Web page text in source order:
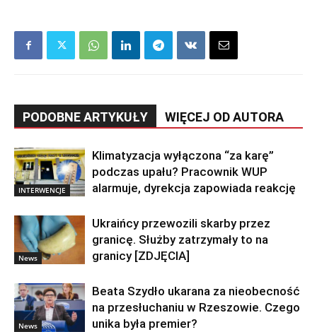
PODOBNE ARTYKUŁY WIĘCEJ OD AUTORA
INTERWENCJE
Klimatyzacja wyłączona “za karę”
podczas upału? Pracownik WUP
alarmuje, dyrekcja zapowiada reakcję
News
Ukraińcy przewozili skarby przez
granicę. Służby zatrzymały to na
granicy [ZDJĘCIA]
News
Beata Szydło ukarana za nieobecność
na przesłuchaniu w Rzeszowie. Czego
unika była premier?